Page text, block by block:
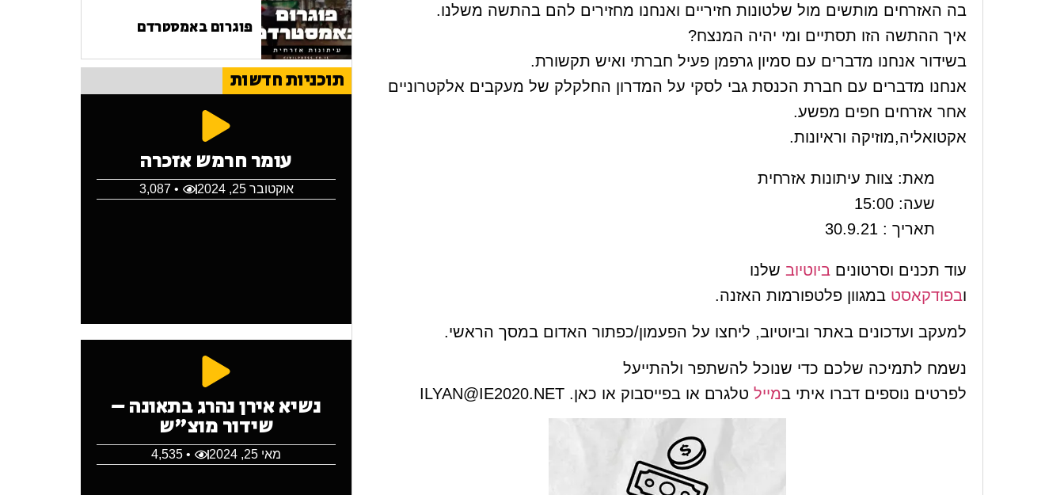
בה האזרחים מותשים מול שלטונות חזיריים ואנחנו מחזירים להם בהתשה משלנו.
איך ההתשה הזו תסתיים ומי יהיה המנצח?
בשידור אנחנו מדברים עם סמיון גרפמן פעיל חברתי ואיש תקשורת.
אנחנו מדברים עם חברת הכנסת גבי לסקי על המדרון החלקלק של מעקבים אלקטרוניים
אחר אזרחים חפים מפשע.
אקטואליה,מוזיקה וראיונות.
מאת: צוות עיתונות אזרחית
שעה: 15:00
תאריך : 30.9.21
עוד תכנים וסרטונים ביוטיוב שלנו
ובפודקאסט במגוון פלטפורמות האזנה.
למעקב ועדכונים באתר וביוטיוב, ליחצו על הפעמון/כפתור האדום במסך הראשי.
נשמח לתמיכה שלכם כדי שנוכל להשתפר ולהתייעל
לפרטים נוספים דברו איתי במייל טלגרם או בפייסבוק או כאן. ILYAN@IE2020.NET
פוגרום באמסטרדם
תוכניות חדשות
עומר חרמש אזכרה
אוקטובר 25, 2024 • 3,087
נשיא אירן נהרג בתאונה –
שידור מוצ"ש
מאי 25, 2024 • 4,535